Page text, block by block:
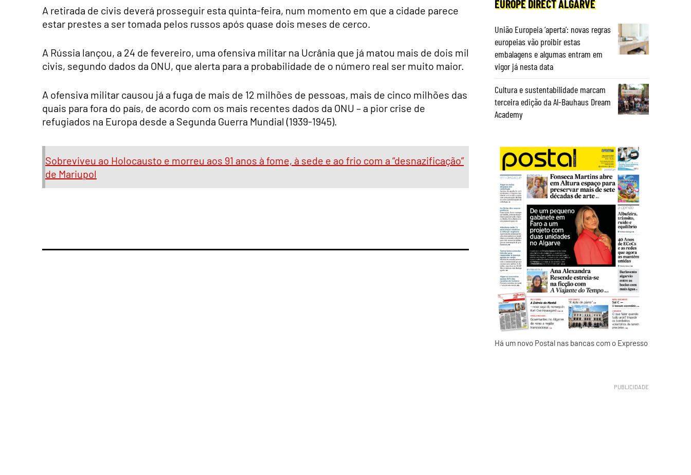
A retirada de civis deverá prosseguir esta quinta-feira, num momento em que a cidade parece
estar prestes a ser tomada pelos russos após quase dois meses de cerco.
A Rússia lançou, a 24 de fevereiro, uma ofensiva militar na Ucrânia que já matou mais de dois mil
civis, segundo dados da ONU, que alerta para a probabilidade de o número real ser muito maior.
A ofensiva militar causou já a fuga de mais de 12 milhões de pessoas, mais de cinco milhões das
quais para fora do país, de acordo com os mais recentes dados da ONU – a pior crise de
refugiados na Europa desde a Segunda Guerra Mundial (1939-1945).
Sobreviveu ao Holocausto e morreu aos 91 anos à fome, à sede e ao frio com a “desnazificação”
de Mariupol
EUROPE DIRECT ALGARVE
União Europeia ‘aperta’: novas regras
europeias vão proibir estas
embalagens e algumas entram em
vigor já nesta data
Cultura e sustentabilidade marcam
terceira edição da Al-Bauhaus Dream
Academy
Há um novo Postal nas bancas com o Expresso